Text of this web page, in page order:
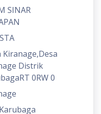
SINAR
Kiranage,Desa
Distrik
0RW 0